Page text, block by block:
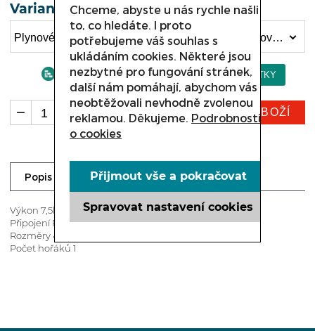
Varianta
Plynové tálové vařidlo Kromet 700.KG/I-400, Plynové tálové vařidlo 700.KG/I-400.S s uzavřenou podestavbou (63 719 Kč)
ks KOUPIT ZBOŽÍ
Popis Ke stažení Dotaz prodejci
Výkon 7,5kW
Připojení R3/4“
Rozměry 400x700x280 mm
Počet hořáků 1
Chceme, abyste u nás rychle našli
to, co hledáte. I proto
potřebujeme váš souhlas s
ukládáním cookies. Některé jsou
nezbytné pro fungování stránek,
další nám pomáhají, abychom vás
neobtěžovali nevhodně zvolenou
reklamou. Děkujeme. Podrobnosti
o cookies
Spravovat nastavení cookies
Přijmout vše a pokračovat